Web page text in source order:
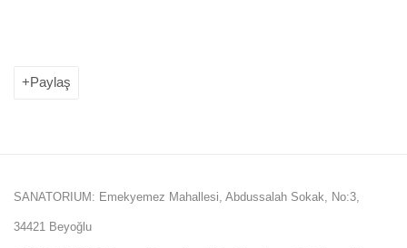
Paylaş
SANATORIUM: Emekyemez Mahallesi, Abdussalah Sokak, No:3,
34421 Beyoğlu